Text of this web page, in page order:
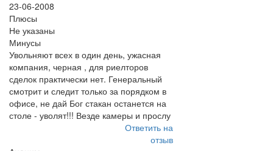
23-06-2008
Плюсы
Не указаны
Минусы
Увольняют всех в один день, ужасная
компания, черная , для риелторов
сделок практически нет. Генеральный
смотрит и следит только за порядком в
офисе, не дай Бог стакан останется на
столе - уволят!!! Везде камеры и прослу
Ответить на
отзыв